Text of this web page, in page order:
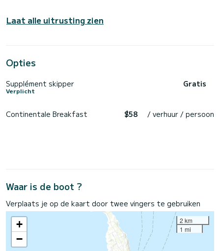
Laat alle uitrusting zien
Opties
Supplément skipper
Verplicht
Gratis
Continentale Breakfast $58 / verhuur / persoon
Waar is de boot ?
Verplaats je op de kaart door twee vingers te gebruiken
+
−
2 km
1 mi